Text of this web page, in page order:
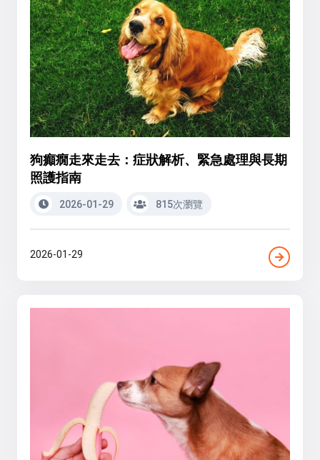
狗癲癇走來走去：症狀解析、緊急處理與長期
照護指南
2026-01-29 815次瀏覽
2026-01-29